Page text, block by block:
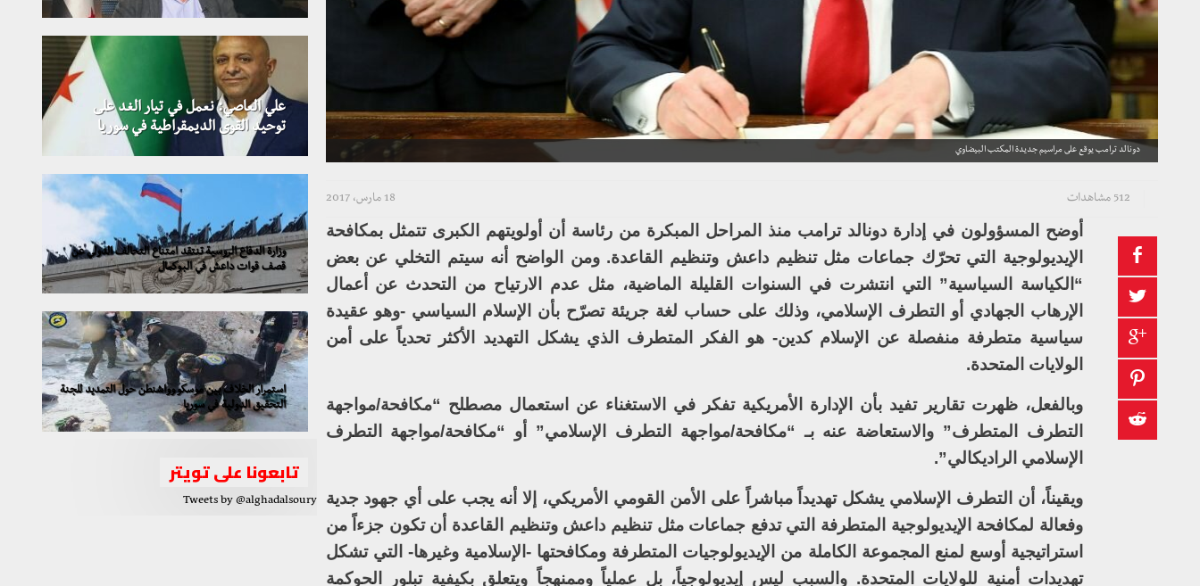
دونالد ترامب يوقع على مراسيم جديدة المكتب البيضاوي
18 مارس، 2017 512 مشاهدات
أوضح المسؤولون في إدارة دونالد ترامب منذ المراحل المبكرة من رئاسة أن أولويتهم الكبرى تتمثل بمكافحة
الإيديولوجية التي تحرّك جماعات مثل تنظيم داعش وتنظيم القاعدة. ومن الواضح أنه سيتم التخلي عن بعض
“الكياسة السياسية” التي انتشرت في السنوات القليلة الماضية، مثل عدم الارتياح من التحدث عن أعمال
الإرهاب الجهادي أو التطرف الإسلامي، وذلك على حساب لغة جريئة تصرّح بأن الإسلام السياسي -وهو عقيدة
سياسية متطرفة منفصلة عن الإسلام كدين- هو الفكر المتطرف الذي يشكل التهديد الأكثر تحدياً على أمن
الولايات المتحدة.
وبالفعل، ظهرت تقارير تفيد بأن الإدارة الأمريكية تفكر في الاستغناء عن استعمال مصطلح “مكافحة/مواجهة
التطرف المتطرف” والاستعاضة عنه بـ “مكافحة/مواجهة التطرف الإسلامي” أو “مكافحة/مواجهة التطرف
الإسلامي الراديكالي”.
ويقيناً، أن التطرف الإسلامي يشكل تهديداً مباشراً على الأمن القومي الأمريكي، إلا أنه يجب على أي جهود جدية
وفعالة لمكافحة الإيديولوجية المتطرفة التي تدفع جماعات مثل تنظيم داعش وتنظيم القاعدة أن تكون جزءاً من
استراتيجية أوسع لمنع المجموعة الكاملة من الإيديولوجيات المتطرفة ومكافحتها -الإسلامية وغيرها- التي تشكل
تهديدات أمنية للولايات المتحدة. والسبب ليس إيديولوجياً، بل عملياً وممنهجاً ويتعلق بكيفية تبلور الحوكمة
علي العاصي: نعمل في تيار الغد على
توحيد القوى الديمقراطية في سوريا
وزارة الدفاع الروسية تنتقد امتناع التحالف الدولي عن
قصف قوات داعش في البوكمال
استمرار الخلاف بين موسكو وواشنطن حول التمديد للجنة
التحقيق الدولية في سوريا
تابعونا على تويتر
Tweets by @alghadalsoury